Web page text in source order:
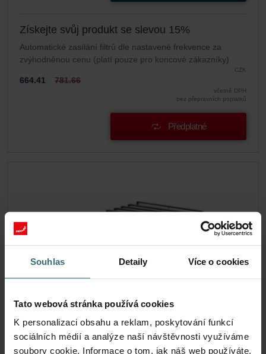
Souhlas Detaily Více o cookies
Tato webová stránka používá cookies
K personalizaci obsahu a reklam, poskytování funkcí
sociálních médií a analýze naší návštěvnosti využíváme
soubory cookie. Informace o tom, jak náš web používáte,
Získejte svůj produkt se slevou 15%
Automatické zasílání filtrů dle nastavené frekvence za
zvýhodněnou cenu (platí pouze pro koncové zákazníky)
CZK
664.41 781.66
včetně DPH
bez přepravních poplatků
Předplatné
990320575